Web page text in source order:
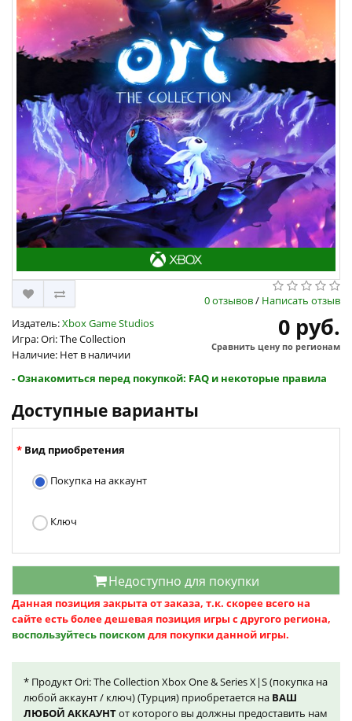
0 отзывов/ Написать отзыв
Издатель:Xbox Game Studios
Игра: Ori: The Collection
Наличие: Нет в наличии
0 руб.
Сравнить цену по регионам
- Ознакомиться перед покупкой: FAQ и некоторые правила
Доступные варианты
Вид приобретения
Покупка на аккаунт
Ключ
Недоступно для покупки
Данная позиция закрыта от заказа, т.к. скорее всего на
сайте есть более дешевая позиция игры с другого региона,
воспользуйтесь поиском для покупки данной игры.
* Продукт Ori: The Collection Xbox One & Series X|S (покупка на
любой аккаунт / ключ) (Турция) приобретается на ВАШ
ЛЮБОЙ АККАУНТот которого вы должны предоставить нам